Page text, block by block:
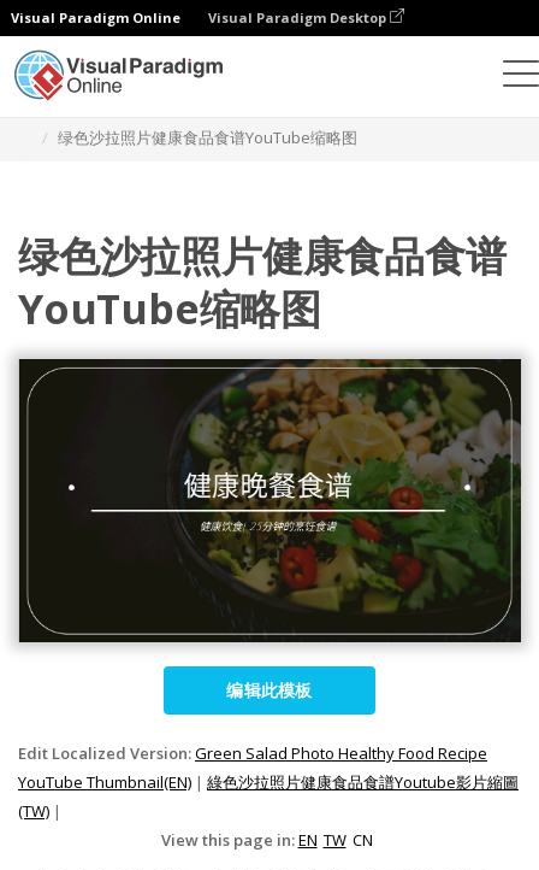
Visual Paradigm Online Visual Paradigm Desktop
绿色沙拉照片健康食品食谱YouTube缩略图
绿色沙拉照片健康食品食谱
YouTube缩略图
编辑此模板
Edit Localized Version:Green Salad Photo Healthy Food Recipe
YouTube Thumbnail(EN) | 綠色沙拉照片健康食品食譜Youtube影片縮圖
(TW) |
View this page in:EN TW CN